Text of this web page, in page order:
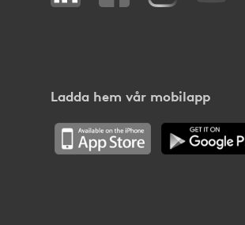
Ladda hem vår mobilapp